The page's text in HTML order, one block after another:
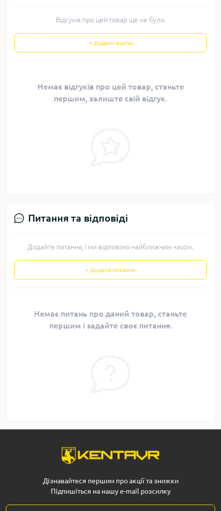
Відгуків про цей товар ще не було.
+ Додати відгук
Немає відгуків про цей товар, станьте
першим, залиште свій відгук.
Питання та відповіді
Додайте питання, і ми відповімо найближчим часом.
+ Додати питання
Немає питань про даний товар, станьте
першим і задайте своє питання.
Дізнавайтеся першим про акції та знижки
Підпишіться на нашу e-mail розсилку